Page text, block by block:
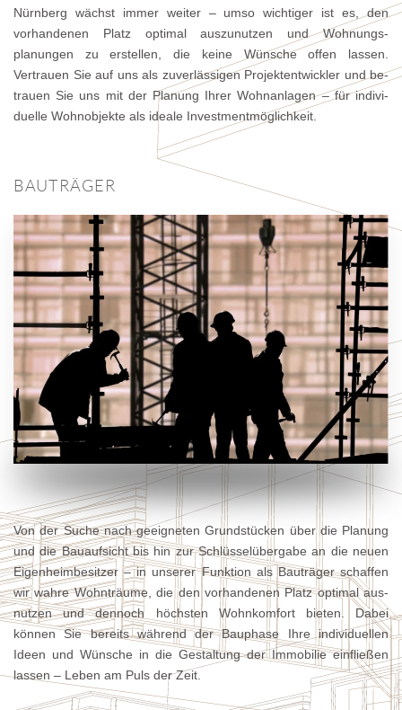
Nürnberg wächst immer weiter – umso wichtiger ist es, den
vorhan­denen Platz optimal aus­zu­nutzen und Wohnungs­
planungen zu erstellen, die keine Wünsche offen lassen.
Vertrauen Sie auf uns als zu­ver­lässigen Projekt­ent­wickler und be­
trau­en Sie uns mit der Planung Ihrer Woh­nanlagen – für indivi­
duelle Wohn­ob­jekte als ideale Invest­ment­möglichkeit.
BAUTRÄGER
Von der Suche nach geeigneten Grund­stücken über die Planung
und die Bau­auf­sicht bis hin zur Schlüssel­über­gabe an die neuen
Eigen­heim­besitzer – in unserer Funktion als Bau­träger schaffen
wir wahre Wohn­träume, die den vor­hande­nen Platz opti­mal aus­
nutzen und den­noch höch­sten Wohn­kom­fort bieten. Dabei
können Sie bereits wäh­rend der Bau­phase Ihre indivi­duel­len
Ideen und Wün­sche in die Gestal­tung der Immo­bilie ein­fließen
las­sen – Leben am Puls der Zeit.